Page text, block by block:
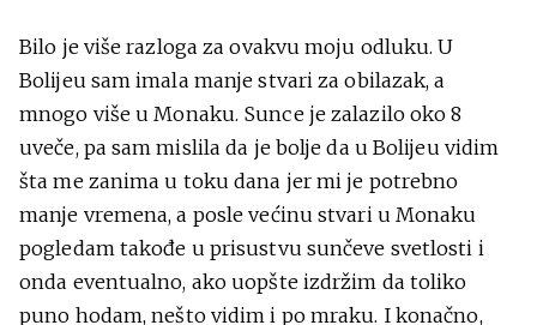
Bilo je više razloga za ovakvu moju odluku. U
Bolijeu sam imala manje stvari za obilazak, a
mnogo više u Monaku. Sunce je zalazilo oko 8
uveče, pa sam mislila da je bolje da u Bolijeu vidim
šta me zanima u toku dana jer mi je potrebno
manje vremena, a posle većinu stvari u Monaku
pogledam takođe u prisustvu sunčeve svetlosti i
onda eventualno, ako uopšte izdržim da toliko
puno hodam, nešto vidim i po mraku. I konačno,